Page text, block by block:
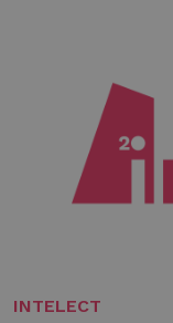
INTELECT